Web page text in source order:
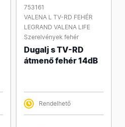
753161
VALENA L TV-RD FEHÉR
LEGRAND VALENA LIFE
Szerelvények fehér
Dugalj s TV-RD
átmenő fehér 14dB
Rendelhető